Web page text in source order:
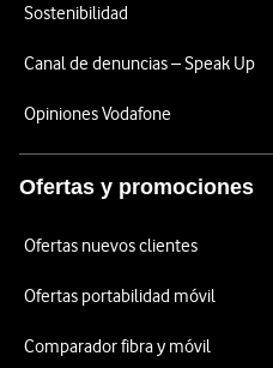
Sostenibilidad
Canal de denuncias – Speak Up
Opiniones Vodafone
Ofertas y promociones
Ofertas nuevos clientes
Ofertas portabilidad móvil
Comparador fibra y móvil